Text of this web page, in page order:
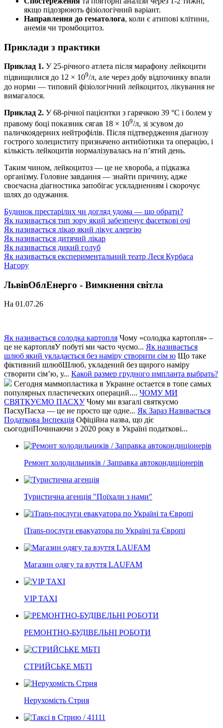
якщо підозрюють фізіологічний варіант.
Направлення до гематолога, коли є атипові клітини,
анемія чи тромбоцитоз.
Приклади з практики
Приклад 1. У 25-річного атлета після марафону лейкоцити
підвищилися до 12 × 109/л, але через добу відпочинку впали
до норми — типовий фізіологічний лейкоцитоз, лікування не
вимагалося.
Приклад 2. У 68-річної пацієнтки з гарячкою 39 °C і болем у
правому боці показник сягав 18 × 109/л, зі зсувом до
паличкоядерних нейтрофілів. Після підтвердження діагнозу
гострого холециститу призначено антибіотики та операцію, і
кількість лейкоцитів нормалізувалась на п’ятий день.
Таким чином, лейкоцитоз — це не хвороба, а підказка
організму. Головне завдання — знайти причину, адже
своєчасна діагностика запобігає ускладненням і скорочує
шлях до одужання.
Будинок престарілих чи догляд удома — що обрати?
Як називається тип зору який забезпечує фасеткові очі
Як називається лікар який лікує алергію
Як називається дитячий лікар
Як називається дикий голуб
Як називається експериментальний театр Леся Курбаса
Нагору
ЛьвівОблЕнерго - Вимкнення світла
На 01.07.26
Як називається солодка картопля Чому «солодка картопля» –
це не картопляУ побуті ми часто чуємо... Як називається
шлюб який укладається без наміру створити сім ю Що таке
фіктивний шлюбШлюб, укладений без щирого наміру
створити сім’ю, у... Какой размер грудного импланта выбрать?
Сегодня маммопластика в Украине остается в топе самых
популярных пластических операций.... ЧОМУ МИ
СВЯТКУЄМО ПАСХУ Чому ми взагалі святкуємо
ПасхуПасха — це не просто ще одне... Як Зараз Називається
Податкова Інспекція Офіційна назва, що діє
сьогодніПочинаючи з 2020 року в Україні податкові...
Ремонт холодильників / Заправка автокондиціонерів
Туристична агенція "Поїхали з нами"
iTrans-послуги евакуатора по Україні та Європі
Магазин одягу та взуття LAUFAM
VIP TAXI
РЕМОНТНО-БУДІВЕЛЬНІ РОБОТИ
СТРИЙСЬКЕ МБТІ
Нерухомість Стрия